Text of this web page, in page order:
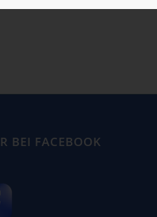
BEI FACEBOOK